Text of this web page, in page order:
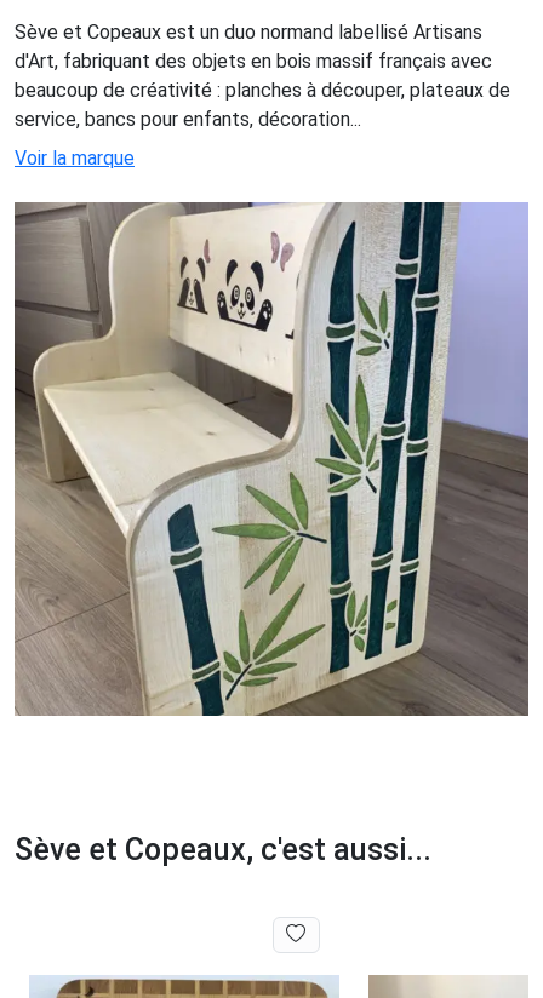
Sève et Copeaux est un duo normand labellisé Artisans
d'Art, fabriquant des objets en bois massif français avec
beaucoup de créativité : planches à découper, plateaux de
service, bancs pour enfants, décoration...
Voir la marque
Sève et Copeaux, c'est aussi...